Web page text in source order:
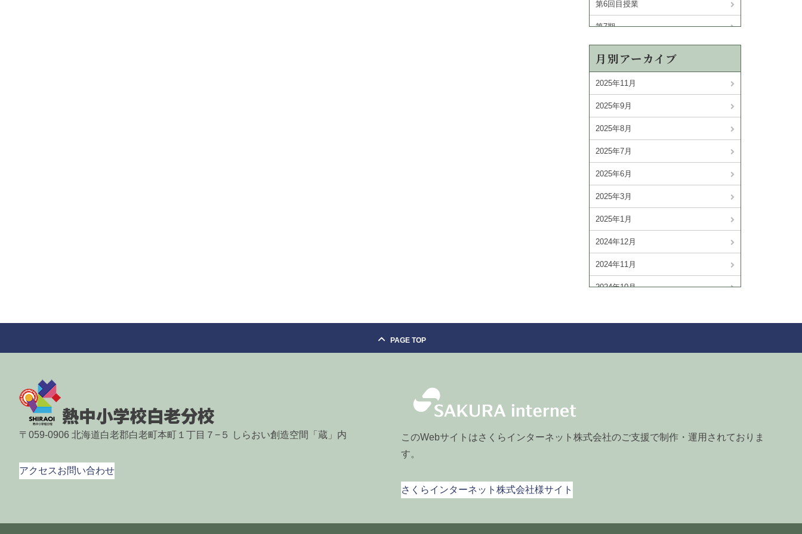
第6回目授業
第7期
第9期
月別アーカイブ
2025年11月
2025年9月
2025年8月
2025年7月
2025年6月
2025年3月
2025年1月
2024年12月
2024年11月
2024年10月
2024年7月
PAGE TOP
〒059-0906 北海道白老郡白老町本町１丁目７−５ しらおい創造空間「蔵」内
アクセスお問い合わせ
このWebサイトはさくらインターネット株式会社のご支援で制作・運用されておりま
す。
さくらインターネット株式会社様サイト